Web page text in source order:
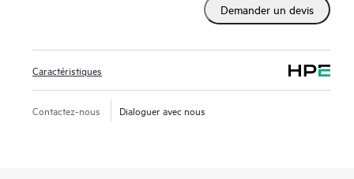
Demander un devis
Caractéristiques
Contactez-nous Dialoguer avec nous